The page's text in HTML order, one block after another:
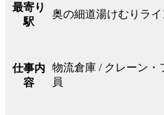
最寄り
駅
奥の細道湯けむりラ
仕事内
容
物流倉庫 / クレーン・
員